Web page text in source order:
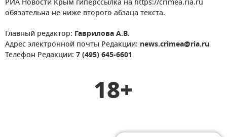
РИА Новости Крым гиперссылка на https://crimea.ria.ru
обязательна не ниже второго абзаца текста.
Главный редактор: Гаврилова А.В.
Адрес электронной почты Редакции: news.crimea@ria.ru
Телефон Редакции: 7 (495) 645-6601
18+